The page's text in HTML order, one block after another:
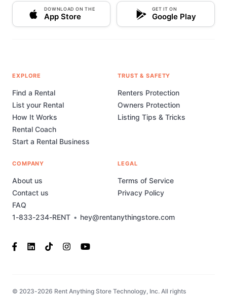
DOWNLOAD ON THE
App Store
GET IT ON
Google Play
1-833-234-RENT • hey@rentanythingstore.com
EXPLORE
Find a Rental
List your Rental
How It Works
Rental Coach
Start a Rental Business
TRUST & SAFETY
Renters Protection
Owners Protection
Listing Tips & Tricks
COMPANY
About us
Contact us
FAQ
LEGAL
Terms of Service
Privacy Policy
© 2023-2026 Rent Anything Store Technology, Inc. All rights